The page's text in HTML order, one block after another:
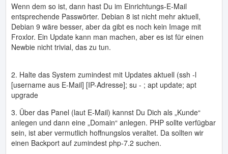
Wenn dem so ist, dann hast Du im Einrichtungs-E-Mail
entsprechende Passwörter. Debian 8 ist nicht mehr aktuell,
Debian 9 wäre besser, aber da gibt es noch kein Image mit
Froxlor. Ein Update kann man machen, aber es ist für einen
Newbie nicht trivial, das zu tun.
2. Halte das System zumindest mit Updates aktuell (ssh -l
[username aus E-Mail] [IP-Adresse]; su - ; apt update; apt
upgrade
3. Über das Panel (laut E-Mail) kannst Du Dich als „Kunde“
anlegen und dann eine „Domain“ anlegen. PHP sollte verfügbar
sein, ist aber vermutlich hoffnungslos veraltet. Da sollten wir
einen Backport auf zumindest php-7.2 suchen.